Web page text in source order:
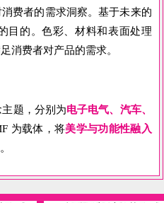
费者的需求洞察。基于未来的
目的。色彩、材料和表面处理
消费者对产品的需求。
题，分别为电子电气、汽车、
为载体，将美学与功能性融入